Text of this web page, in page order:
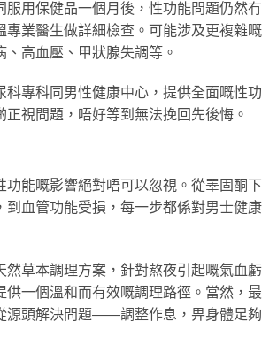
服用保健品一個月後，性功能問題仍然冇
專業醫生做詳細檢查。可能涉及更複雜嘅
、高血壓、甲狀腺失調等。
科專科同男性健康中心，提供全面嘅性功
正視問題，唔好等到無法挽回先後悔。
功能嘅影響絕對唔可以忽視。從睪固酮下
到血管功能受損，每一步都係對男士健康
然草本調理方案，針對熬夜引起嘅氣血虧
供一個溫和而有效嘅調理路徑。當然，最
源頭解決問題——調整作息，畀身體足夠